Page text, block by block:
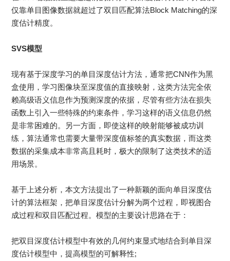
仅靠单目图像数据就超过了双目匹配算法Block Matching的深
度估计精度。
SVS模型
现有基于深度学习的单目深度估计方法，通常把CNN作为黑
盒使用，学习图像块至深度值的直接映射，这类方法完全依
赖高级语义信息作为预测深度的依据，尽管有些方法在损失
函数上引入一些特殊的约束条件，学习这样的语义信息仍然
是非常困难的。另一方面，即使这样的映射能够被成功训
练，算法通常也需要大量带深度值标签的真实数据，而这类
数据的采集成本非常高且耗时，极大的限制了这类技术的适
用场景。
基于上述分析，本文方法提出了一种新颖的面向单目深度估
计的算法框架，把单目深度估计分解为两个过程，即视图合
成过程和双目匹配过程。模型的主要设计思路在于：
把双目深度估计模型中有效的几何约束显式地结合到单目深
度估计模型中，提高模型的可解释性;